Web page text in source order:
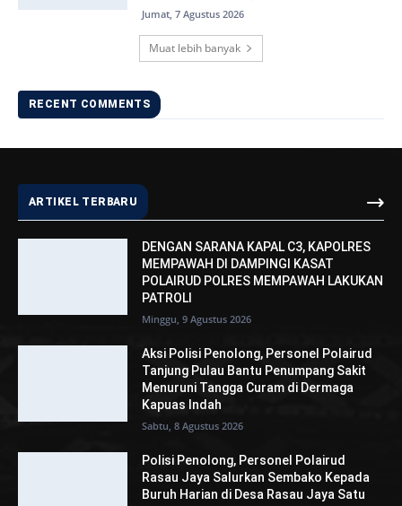
Jumat, 7 Agustus 2026
Muat lebih banyak
RECENT COMMENTS
ARTIKEL TERBARU
DENGAN SARANA KAPAL C3, KAPOLRES
MEMPAWAH DI DAMPINGI KASAT
POLAIRUD POLRES MEMPAWAH LAKUKAN
PATROLI
Minggu, 9 Agustus 2026
Aksi Polisi Penolong, Personel Polairud
Tanjung Pulau Bantu Penumpang Sakit
Menuruni Tangga Curam di Dermaga
Kapuas Indah
Sabtu, 8 Agustus 2026
Polisi Penolong, Personel Polairud
Rasau Jaya Salurkan Sembako Kepada
Buruh Harian di Desa Rasau Jaya Satu